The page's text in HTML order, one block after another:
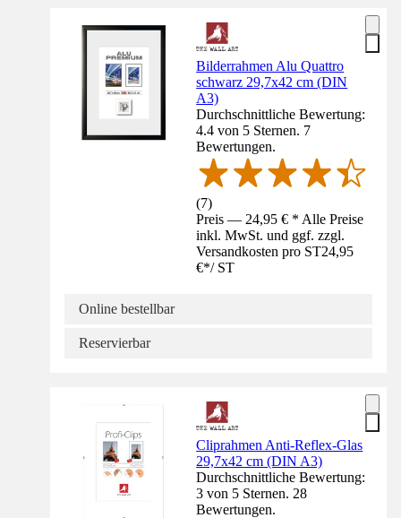
Bilderrahmen Alu Quattro
schwarz 29,7x42 cm (DIN
A3)
Durchschnittliche Bewertung:
4.4 von 5 Sternen. 7
Bewertungen.
(7)
Preis — 24,95 € * Alle Preise
inkl. MwSt. und ggf. zzgl.
Versandkosten pro ST24,95
€*/ ST
Online bestellbar
Reservierbar
Cliprahmen Anti-Reflex-Glas
29,7x42 cm (DIN A3)
Durchschnittliche Bewertung:
3 von 5 Sternen. 28
Bewertungen.